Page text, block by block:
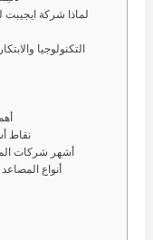
لماذا شركة
التكنولوجيا
نقاط
أشهر شركات
أنواع